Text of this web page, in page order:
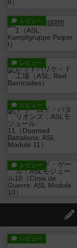
レビュー
レビュー
レビュー
レビュー
レビュー